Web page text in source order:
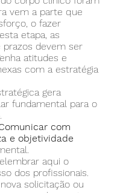
vem a parte que
o fazer
etapa, as
prazos devem ser
atitudes e
com a estratégia
gera
fundamental para o
com
e objetividade
aqui o
dos profissionais.
solicitação ou